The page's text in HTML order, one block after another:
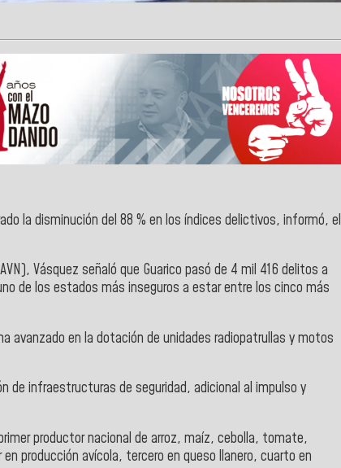
la disminución del 88 % en los índices delictivos, informó, el
Vásquez señaló que Guarico pasó de 4 mil 416 delitos a
de los estados más inseguros a estar entre los cinco más
avanzado en la dotación de unidades radiopatrullas y motos
de infraestructuras de seguridad, adicional al impulso y
productor nacional de arroz, maíz, cebolla, tomate,
producción avícola, tercero en queso llanero, cuarto en